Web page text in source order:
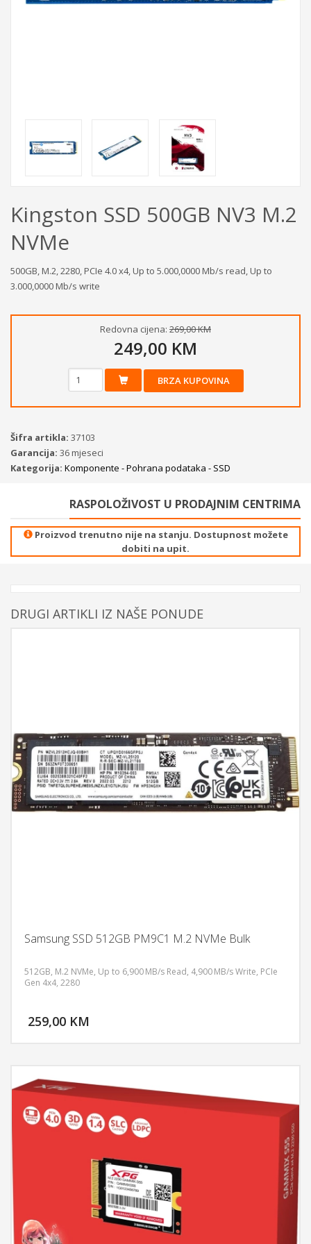
Kingston SSD 500GB NV3 M.2
NVMe
500GB, M.2, 2280, PCIe 4.0 x4, Up to 5.000,0000 Mb/s read, Up to
3.000,0000 Mb/s write
Redovna cijena: 269,00 KM
249,00 KM
BRZA KUPOVINA
Šifra artikla: 37103
Garancija: 36 mjeseci
Kategorija: Komponente - Pohrana podataka - SSD
RASPOLOŽIVOST U PRODAJNIM CENTRIMA
Proizvod trenutno nije na stanju. Dostupnost možete
dobiti na upit.
DRUGI ARTIKLI IZ NAŠE PONUDE
Samsung SSD 512GB PM9C1 M.2 NVMe Bulk
512GB, M.2 NVMe, Up to 6,900 MB/s Read, 4,900 MB/s Write, PCIe
Gen 4x4, 2280
259,00 KM